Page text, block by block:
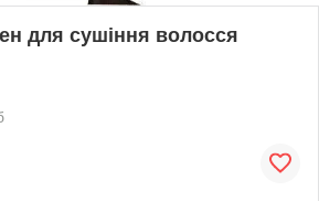
для сушіння волосся